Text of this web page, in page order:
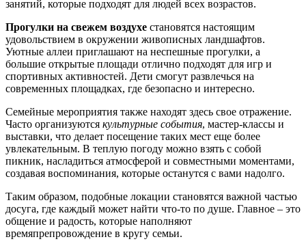
занятий, которые подходят для людей всех возрастов.
Прогулки на свежем воздухе становятся настоящим
удовольствием в окружении живописных ландшафтов.
Уютные аллеи приглашают на неспешные прогулки, а
большие открытые площади отлично подходят для игр и
спортивных активностей. Дети смогут развлечься на
современных площадках, где безопасно и интересно.
Семейные мероприятия также находят здесь свое отражение.
Часто организуются культурные события, мастер-классы и
выставки, что делает посещение таких мест еще более
увлекательным. В теплую погоду можно взять с собой
пикник, насладиться атмосферой и совместными моментами,
создавая воспоминания, которые останутся с вами надолго.
Таким образом, подобные локации становятся важной частью
досуга, где каждый может найти что-то по душе. Главное – это
общение и радость, которые наполняют
времяпрепровождение в кругу семьи.